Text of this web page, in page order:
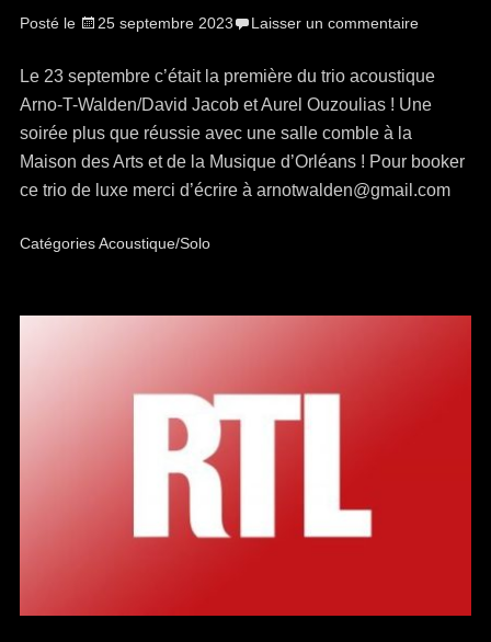
Posté le 25 septembre 2023 Laisser un commentaire
Le 23 septembre c’était la première du trio acoustique
Arno-T-Walden/David Jacob et Aurel Ouzoulias ! Une
soirée plus que réussie avec une salle comble à la
Maison des Arts et de la Musique d’Orléans ! Pour booker
ce trio de luxe merci d’écrire à arnotwalden@gmail.com
CatégoriesAcoustique/Solo